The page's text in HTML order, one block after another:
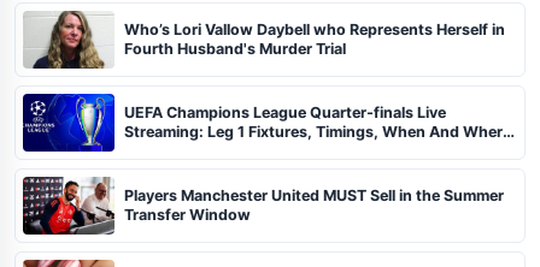
Who’s Lori Vallow Daybell who Represents Herself in
Fourth Husband's Murder Trial
UEFA Champions League Quarter-finals Live
Streaming: Leg 1 Fixtures, Timings, When And Where
Players Manchester United MUST Sell in the Summer
Transfer Window